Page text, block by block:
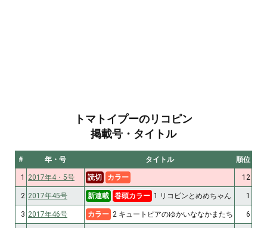
トマトイプーのリコピン
掲載号・タイトル
# 年・号 タイトル 順位
1 2017年4・5号 読切 カラー 12
2 2017年45号 新連載 巻頭カラー 1 リコピンとめめちゃん 1
3 2017年46号 カラー 2 キュートピアのゆかいななかまたち 6